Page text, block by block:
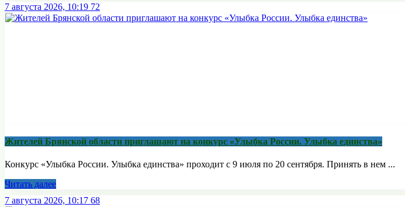
7 августа 2026, 10:19 72
Жителей Брянской области приглашают на конкурс «Улыбка России. Улыбка единства»
Конкурс «Улыбка России. Улыбка единства» проходит с 9 июля по 20 сентября. Принять в нем ...
Читать далее
7 августа 2026, 10:17 68